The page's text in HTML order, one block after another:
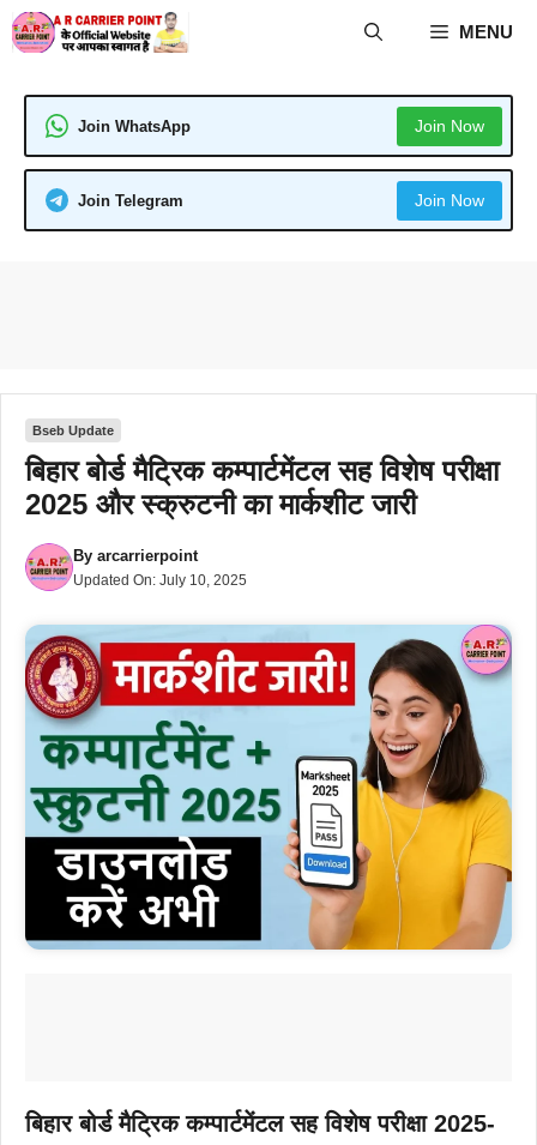
Skip
to
MENU
Join WhatsApp Join Now
Join Telegram Join Now
Bseb Update
बिहार बोर्ड मैट्रिक कम्पार्टमेंटल सह विशेष परीक्षा
2025 और स्क्रुटनी का मार्कशीट जारी
By arcarrierpoint
Updated On: July 10, 2025
बिहार बोर्ड मैट्रिक कम्पार्टमेंटल सह विशेष परीक्षा 2025-